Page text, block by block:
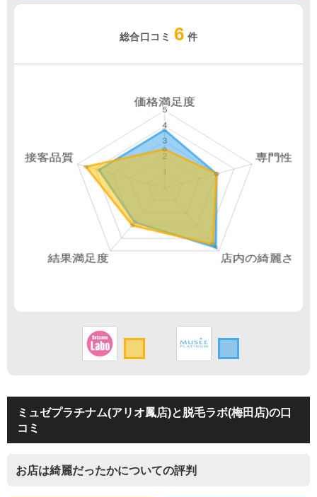
総合口コミ 6 件
ミュゼプラチナム(アリオ鳳店)と脱毛ラボ(梅田店)の口
コミ
お店は綺麗だったかについての評判